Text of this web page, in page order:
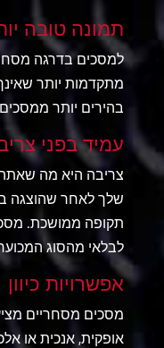
תמונה טובה
למסכים בדרגה
מתקדמות יותר
בהירים יותר
עמיד בפני
צריבה היא מה
שלך לאחר שהוצגה
תקופה ממושכת.
לבלאי מהסוג
אפשרויות כיוון
מסכים מסחריים
אופקית, אנכית או